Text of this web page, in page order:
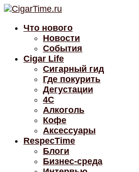
Что нового
Новости
События
Cigar Life
Сигарный гид
Где покурить
Дегустации
4C
Алкоголь
Кофе
Аксессуары
RespecTime
Блоги
Бизнес-среда